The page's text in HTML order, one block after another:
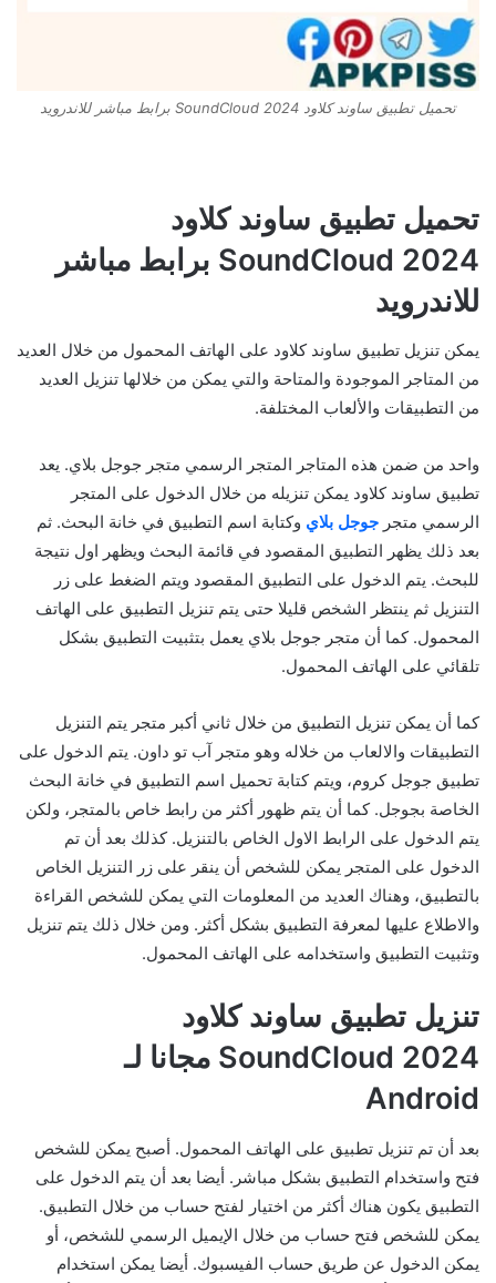
تحميل تطبيق ساوند كلاود SoundCloud 2024 برابط مباشر للاندرويد
تحميل تطبيق ساوند كلاود
SoundCloud 2024 برابط مباشر
للاندرويد
يمكن تنزيل تطبيق ساوند كلاود على الهاتف المحمول من خلال العديد
من المتاجر الموجودة والمتاحة والتي يمكن من خلالها تنزيل العديد
من التطبيقات والألعاب المختلفة.
واحد من ضمن هذه المتاجر المتجر الرسمي متجر جوجل بلاي. يعد
تطبيق ساوند كلاود يمكن تنزيله من خلال الدخول على المتجر
الرسمي متجر جوجل بلاي وكتابة اسم التطبيق في خانة البحث. ثم
بعد ذلك يظهر التطبيق المقصود في قائمة البحث ويظهر اول نتيجة
للبحث. يتم الدخول على التطبيق المقصود ويتم الضغط على زر
التنزيل ثم ينتظر الشخص قليلا حتى يتم تنزيل التطبيق على الهاتف
المحمول. كما أن متجر جوجل بلاي يعمل بتثبيت التطبيق بشكل
تلقائي على الهاتف المحمول.
كما أن يمكن تنزيل التطبيق من خلال ثاني أكبر متجر يتم التنزيل
التطبيقات والالعاب من خلاله وهو متجر آب تو داون. يتم الدخول على
تطبيق جوجل كروم، ويتم كتابة تحميل اسم التطبيق في خانة البحث
الخاصة بجوجل. كما أن يتم ظهور أكثر من رابط خاص بالمتجر، ولكن
يتم الدخول على الرابط الاول الخاص بالتنزيل. كذلك بعد أن تم
الدخول على المتجر يمكن للشخص أن ينقر على زر التنزيل الخاص
بالتطبيق، وهناك العديد من المعلومات التي يمكن للشخص القراءة
والاطلاع عليها لمعرفة التطبيق بشكل أكثر. ومن خلال ذلك يتم تنزيل
وتثبيت التطبيق واستخدامه على الهاتف المحمول.
تنزيل تطبيق ساوند كلاود
SoundCloud 2024 مجانا لـ
Android
بعد أن تم تنزيل تطبيق على الهاتف المحمول. أصبح يمكن للشخص
فتح واستخدام التطبيق بشكل مباشر. أيضا بعد أن يتم الدخول على
التطبيق يكون هناك أكثر من اختيار لفتح حساب من خلال التطبيق.
يمكن للشخص فتح حساب من خلال الإيميل الرسمي للشخص، أو
يمكن الدخول عن طريق حساب الفيسبوك. أيضا يمكن استخدام